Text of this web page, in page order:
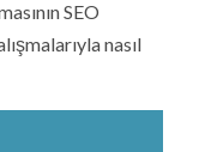
SEO
nasıl